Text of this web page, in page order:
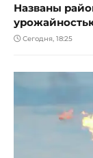
Названы
Сегодня, 18:25